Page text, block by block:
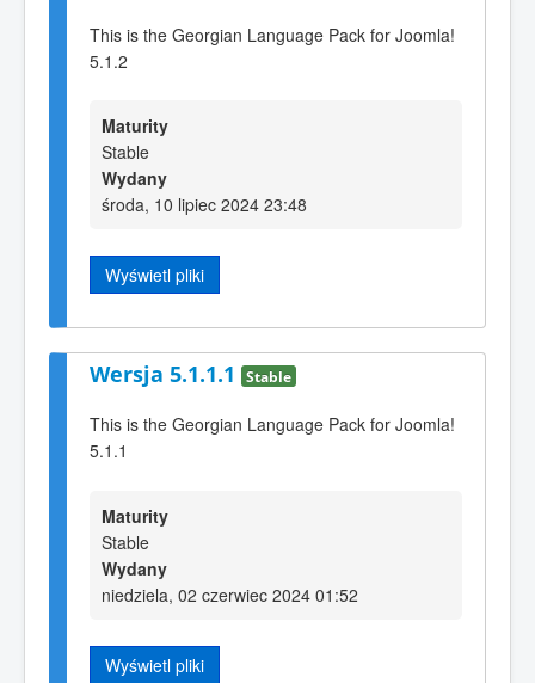
This is the Georgian Language Pack for Joomla!
5.1.2
Maturity
Stable
Wydany
środa, 10 lipiec 2024 23:48
Wyświetl pliki
Wersja 5.1.1.1 Stable
This is the Georgian Language Pack for Joomla!
5.1.1
Maturity
Stable
Wydany
niedziela, 02 czerwiec 2024 01:52
Wyświetl pliki